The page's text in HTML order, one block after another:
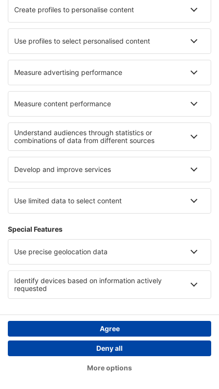
Cazare în Iskenderun Cazare în Urbania
Cazare în Furstenau
Cele mai bune locuri de cazare - regiuni
Cazare in Tenerife Cazare pe Coasta Galiciei
Cazare în Costa Vasca Cazare in Costa de Valencia
Cazare in Cantabria Cazare in Baja California Sur
Cazare in Parcul Național Capitol Reef
Cazare in Famagusta Region Cazare in Lower Silesia
Copyright © eSky.ro. Toate drepturile rezervate.